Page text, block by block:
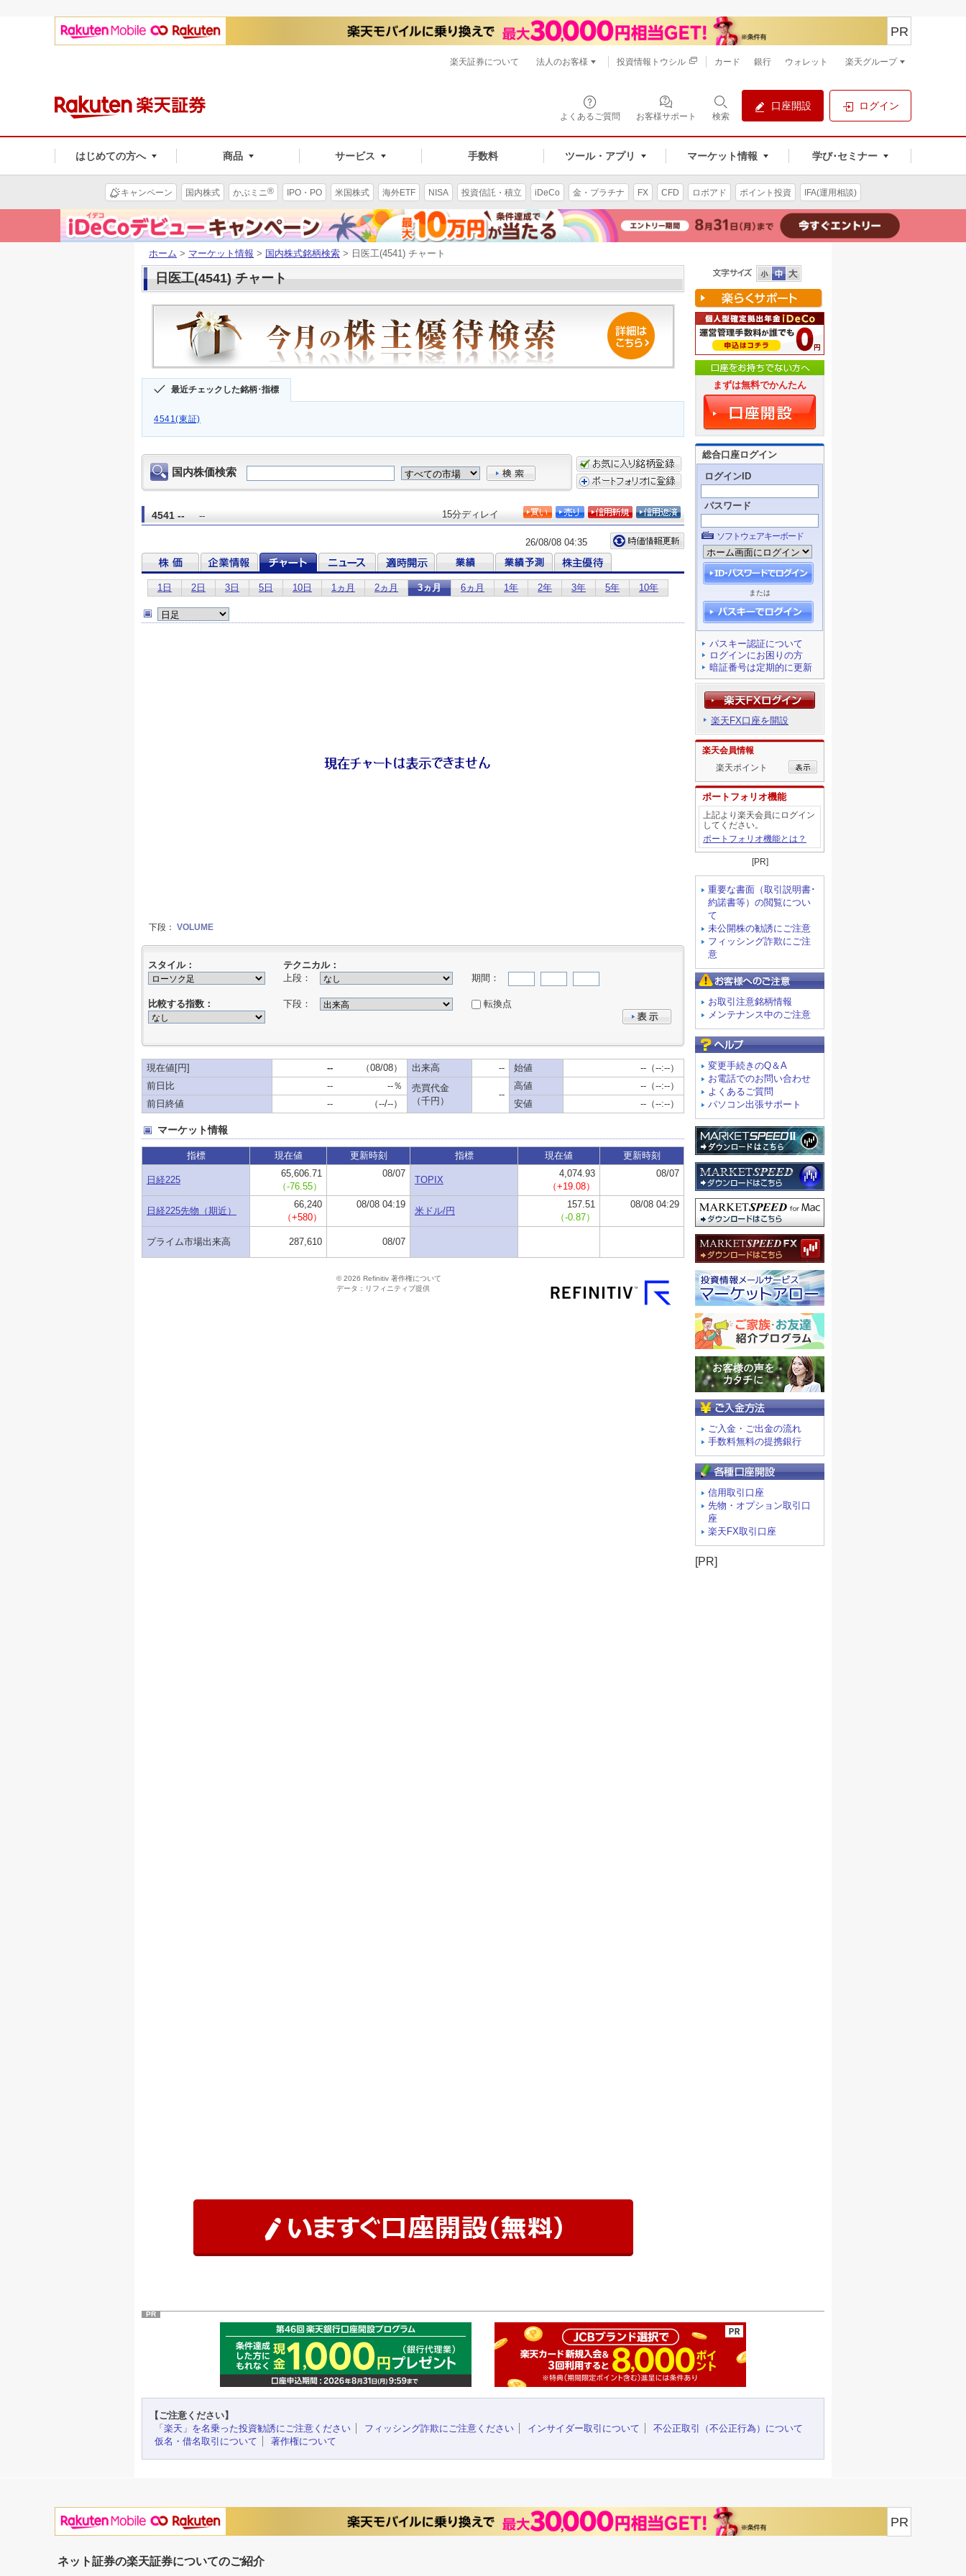
よくあるご質問 お客様サポート 検索
口座開設 ログイン
はじめての方へ 商品 サービス 手数料 ツール・アプリ マーケット情報 学び･セミナー
PR
楽天証券について 法人のお客様 投資情報トウシル カード 銀行 ウォレット 楽天グループ
キャンペーン 国内株式 かぶミニ® IPO・PO 米国株式 海外ETF NISA 投資信託・積立 iDeCo 金・プラチナ FX CFD ロボアド ポイント投資 IFA(運用相談)
ホーム > マーケット情報 > 国内株式銘柄検索 > 日医工(4541) チャート
日医工(4541) チャート
最近チェックした銘柄･指標
4541(東証)
まずは無料でかんたん
総合口座ログイン
ログインID
パスワード
ソフトウェアキーボード
または
パスキー認証について
ログインにお困りの方
暗証番号は定期的に更新
楽天FX口座を開設
楽天会員情報
楽天ポイント
ポートフォリオ機能
上記より楽天会員にログイン
してください。
ポートフォリオ機能とは？
[PR]
重要な書面（取引説明書･
約諾書等）の閲覧につい
て
未公開株の勧誘にご注意
フィッシング詐欺にご注
意
お取引注意銘柄情報
メンテナンス中のご注意
変更手続きのQ＆A
お電話でのお問い合わせ
よくあるご質問
パソコン出張サポート
ご入金・ご出金の流れ
手数料無料の提携銀行
信用取引口座
先物・オプション取引口
座
楽天FX取引口座
[PR]
PR
【ご注意ください】
「楽天」を名乗った投資勧誘にご注意ください
フィッシング詐欺にご注意ください インサイダー取引について
不公正取引（不公正行為）について
仮名・借名取引について
著作権について
PR
ネット証券の楽天証券についてのご紹介